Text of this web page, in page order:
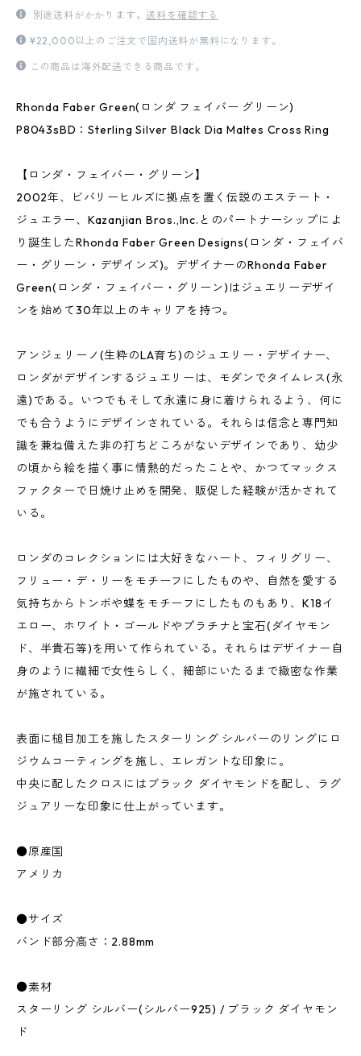
別途送料がかかります。送料を確認する
¥22,000以上のご注文で国内送料が無料になります。
この商品は海外配送できる商品です。
Rhonda Faber Green(ロンダ フェイバー グリーン)
P8043sBD：Sterling Silver Black Dia Maltes Cross Ring
【ロンダ・フェイバー・グリーン】
2002年、ビバリーヒルズに拠点を置く伝説のエステート・
ジュエラー、Kazanjian Bros.,Inc.とのパートナーシップによ
り誕生したRhonda Faber Green Designs(ロンダ・フェイバ
ー・グリーン・デザインズ)。デザイナーのRhonda Faber
Green(ロンダ・フェイバー・グリーン)はジュエリーデザイ
ンを始めて30年以上のキャリアを持つ。
アンジェリーノ(生粋のLA育ち)のジュエリー・デザイナー、
ロンダがデザインするジュエリーは、モダンでタイムレス(永
遠)である。いつでもそして永遠に身に着けられるよう、何に
でも合うようにデザインされている。それらは信念と専門知
識を兼ね備えた非の打ちどころがないデザインであり、幼少
の頃から絵を描く事に情熱的だったことや、かつてマックス
ファクターで日焼け止めを開発、販促した経験が活かされて
いる。
ロンダのコレクションには大好きなハート、フィリグリー、
フリュー・デ・リーをモチーフにしたものや、自然を愛する
気持ちからトンボや蝶をモチーフにしたものもあり、K18イ
エロー、ホワイト・ゴールドやプラチナと宝石(ダイヤモン
ド、半貴石等)を用いて作られている。それらはデザイナー自
身のように繊細で女性らしく、細部にいたるまで緻密な作業
が施されている。
表面に槌目加工を施したスターリング シルバーのリングにロ
ジウムコーティングを施し、エレガントな印象に。
中央に配したクロスにはブラック ダイヤモンドを配し、ラグ
ジュアリーな印象に仕上がっています。
●原産国
アメリカ
●サイズ
バンド部分高さ：2.88mm
●素材
スターリング シルバー(シルバー925) / ブラック ダイヤモン
ド